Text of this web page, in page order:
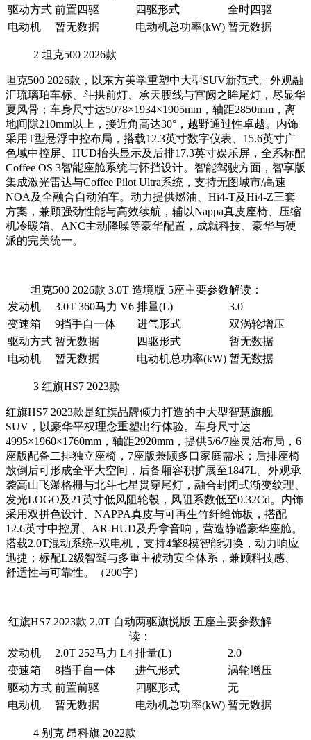
驱动方式 前置四驱 四驱形式
全时四驱
电动机
暂无数据 电动机总功率(kW) 暂无数据
2 坦克500 2026款
坦克500 2026款，以东方美学重塑中大型SUV新范式。外观融
汇琉璃珀车标、斗拱前灯、承天腰线与宫阙之眸尾灯，尽显华
夏风骨；车身尺寸达5078×1934×1905mm，轴距2850mm，离
地间隙210mm以上，接近角高达30°，越野通过性卓越。内饰
采用T型悬浮中控布局，搭载12.3英寸数字仪表、15.6英寸广
色域中控屏、HUD抬头显示及后排17.3英寸娱乐屏，全系标配
Coffee OS 3智能座舱系统与怀挡设计。智能驾驶方面，智享版
集成激光雷达与Coffee Pilot Ultra系统，支持无图城市/高速
NOA及全融合自动泊车。动力提供燃油、Hi4-T及Hi4-Z三套
方案，兼顾强劲性能与高效续航，辅以Nappa真皮座椅、压缩
机冷暖箱、ANC主动降噪等豪华配置，成就科技、豪华与硬
派的完美统一。
坦克500 2026款 3.0T 造境版 5座主要参数解读：
发动机
3.0T 360马力 V6 排量(L)
3.0
变速箱
9挡手自一体 进气形式
双涡轮增压
驱动方式 暂无数据 四驱形式
暂无数据
电动机
暂无数据 电动机总功率(kW) 暂无数据
3 红旗HS7 2023款
红旗HS7 2023款是红旗品牌倾力打造的中大型智慧旗舰
SUV，以豪华平权理念重塑出行体验。车身尺寸达
4995×1960×1760mm，轴距2920mm，提供5/6/7座灵活布局，6
座版配备二排独立座椅，7座版兼顾多口家庭需求；后排座椅
放倒后可形成全平大空间，后备厢容积扩展至1847L。外观承
袭高山飞瀑格栅与北斗七星贯穿尾灯，融合封闭式渐变纹理、
发光LOGO及21英寸低风阻轮毂，风阻系数低至0.32Cd。内饰
采用双拼色设计、NAPPA真皮与可再生竹纤维饰板，搭配
12.6英寸中控屏、AR-HUD及丹拿音响，营造静谧豪华座舱。
搭载2.0T混动系统+双电机，支持4擎8模智能切换，动力响应
迅捷；标配L2级智驾与多重主被动安全体系，兼顾科技感、
舒适性与可靠性。（200字）
红旗HS7 2023款 2.0T 自动两驱旗悦版 五座主要参数解
读：
发动机
2.0T 252马力 L4 排量(L)
2.0
变速箱
8挡手自一体 进气形式
涡轮增压
驱动方式 前置前驱 四驱形式
无
电动机
暂无数据 电动机总功率(kW) 暂无数据
4 别克 昂科旗 2022款